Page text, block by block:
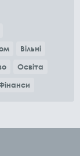
Вільні
Освіта